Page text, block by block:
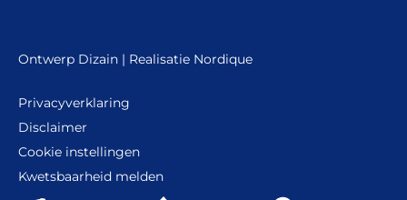
Privacyverklaring
Disclaimer
Cookie instellingen
Kwetsbaarheid melden
Ontwerp Dizain | Realisatie Nordique